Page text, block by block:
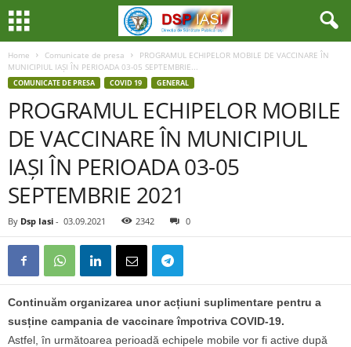
Home Comunicate de presa
PROGRAMUL ECHIPELOR MOBILE DE VACCINARE ÎN
MUNICIPIUL IAȘI ÎN PERIOADA 03-05 SEPTEMBRIE...
COMUNICATE DE PRESA COVID 19 GENERAL
PROGRAMUL ECHIPELOR MOBILE
DE VACCINARE ÎN MUNICIPIUL
IAȘI ÎN PERIOADA 03-05
SEPTEMBRIE 2021
By Dsp Iasi - 03.09.2021 2342 0
Continuăm organizarea unor acțiuni suplimentare pentru a
susține campania de vaccinare împotriva COVID-19.
Astfel, în următoarea perioadă echipele mobile vor fi active după